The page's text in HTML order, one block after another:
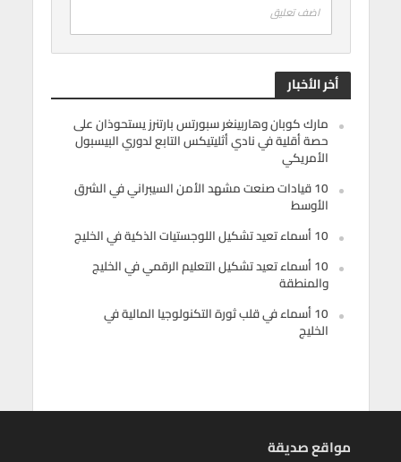
اضف تعليق
أخر الأخبار
مارك كوبان وهاربينغر سبورتس بارتنرز يستحوذان على
حصة أقلية في نادي أثليتيكس التابع لدوري البيسبول
الأمريكي
10 قيادات صنعت مشهد الأمن السيبراني في الشرق
الأوسط
10 أسماء تعيد تشكيل اللوجستيات الذكية في الخليج
10 أسماء تعيد تشكيل التعليم الرقمي في الخليج
والمنطقة
10 أسماء في قلب ثورة التكنولوجيا المالية في
الخليج
مواقع صديقة